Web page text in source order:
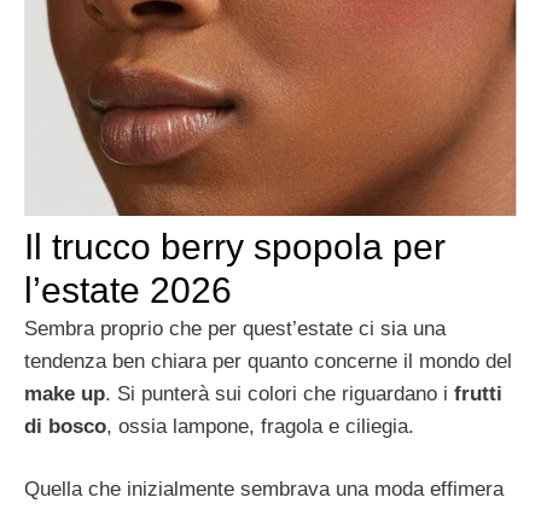
Il trucco berry spopola per
l’estate 2026
Sembra proprio che per quest’estate ci sia una
tendenza ben chiara per quanto concerne il mondo del
make up. Si punterà sui colori che riguardano i frutti
di bosco, ossia lampone, fragola e ciliegia.
Quella che inizialmente sembrava una moda effimera